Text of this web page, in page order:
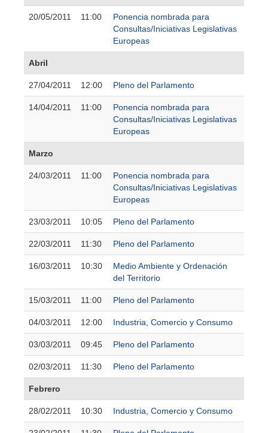
20/05/2011 11:00
Ponencia nombrada para
Consultas/Iniciativas Legislativas
Europeas
Abril
27/04/2011 12:00 Pleno del Parlamento
14/04/2011 11:00
Ponencia nombrada para
Consultas/Iniciativas Legislativas
Europeas
Marzo
24/03/2011 11:00
Ponencia nombrada para
Consultas/Iniciativas Legislativas
Europeas
23/03/2011 10:05 Pleno del Parlamento
22/03/2011 11:30 Pleno del Parlamento
16/03/2011 10:30
Medio Ambiente y Ordenación
del Territorio
15/03/2011 11:00 Pleno del Parlamento
04/03/2011 12:00 Industria, Comercio y Consumo
03/03/2011 09:45 Pleno del Parlamento
02/03/2011 11:30 Pleno del Parlamento
Febrero
28/02/2011 10:30 Industria, Comercio y Consumo